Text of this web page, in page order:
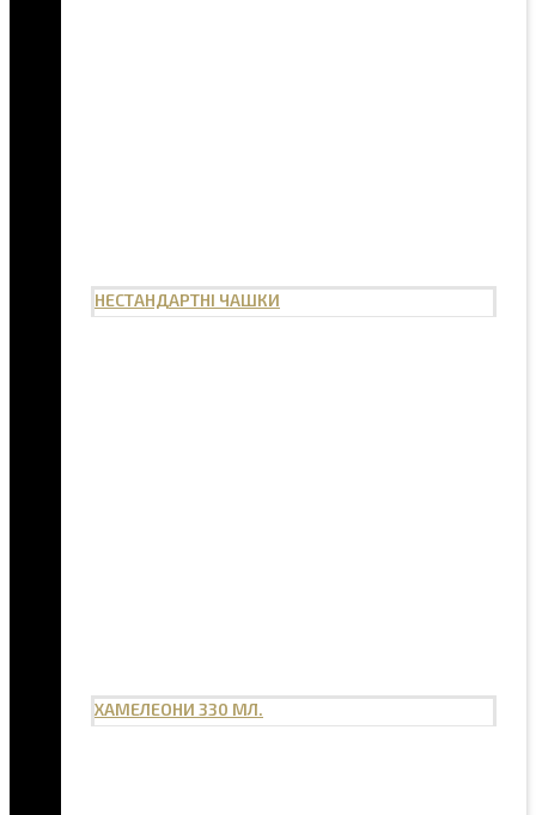
НЕСТАНДАРТНІ ЧАШКИ
ХАМЕЛЕОНИ 330 МЛ.